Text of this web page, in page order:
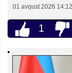
01 avqust 2026 14:12
1